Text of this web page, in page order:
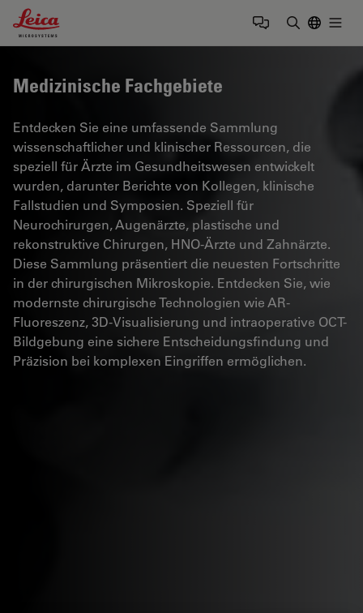
Leica Microsystems Logo
Medizinische Fachgebiete
Entdecken Sie eine umfassende Sammlung
wissenschaftlicher und klinischer Ressourcen, die
speziell für Ärzte im Gesundheitswesen entwickelt
wurden, darunter Berichte von Kollegen, klinische
Fallstudien und Symposien. Speziell für
Neurochirurgen, Augenärzte, plastische und
rekonstruktive Chirurgen, HNO-Ärzte und Zahnärzte.
Diese Sammlung präsentiert die neuesten Fortschritte
in der chirurgischen Mikroskopie. Entdecken Sie, wie
modernste chirurgische Technologien wie AR-
Fluoreszenz, 3D-Visualisierung und intraoperative OCT-
Bildgebung eine sichere Entscheidungsfindung und
Präzision bei komplexen Eingriffen ermöglichen.